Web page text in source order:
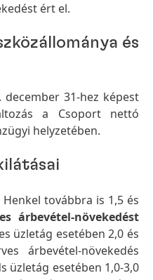
ért el.
és
december 31-hez képest
a Csoport nettó
helyzetében.
továbbra is 1,5 és
árbevétel-növekedést
üzletág esetében 2,0 és
árbevétel-növekedés
üzletág esetében 1,0-3,0